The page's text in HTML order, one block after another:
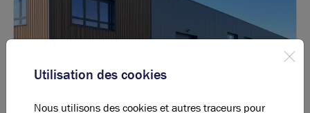
Utilisation des cookies
Nous utilisons des cookies et autres traceurs pour